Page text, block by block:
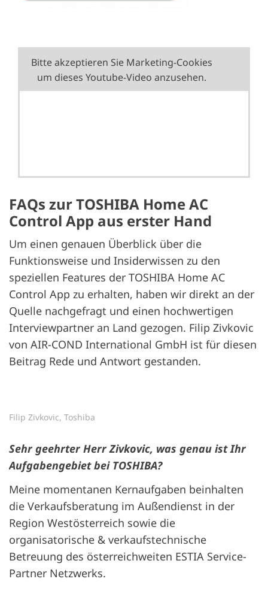
Bitte akzeptieren Sie Marketing-Cookies
um dieses Youtube-Video anzusehen.
FAQs zur TOSHIBA Home AC
Control App aus erster Hand
Um einen genauen Überblick über die
Funktionsweise und Insiderwissen zu den
speziellen Features der TOSHIBA Home AC
Control App zu erhalten, haben wir direkt an der
Quelle nachgefragt und einen hochwertigen
Interviewpartner an Land gezogen. Filip Zivkovic
von AIR-COND International GmbH ist für diesen
Beitrag Rede und Antwort gestanden.
Filip Zivkovic, Toshiba
Sehr geehrter Herr Zivkovic, was genau ist Ihr
Aufgabengebiet bei TOSHIBA?
Meine momentanen Kernaufgaben beinhalten
die Verkaufsberatung im Außendienst in der
Region Westösterreich sowie die
organisatorische & verkaufstechnische
Betreuung des österreichweiten ESTIA Service-
Partner Netzwerks.